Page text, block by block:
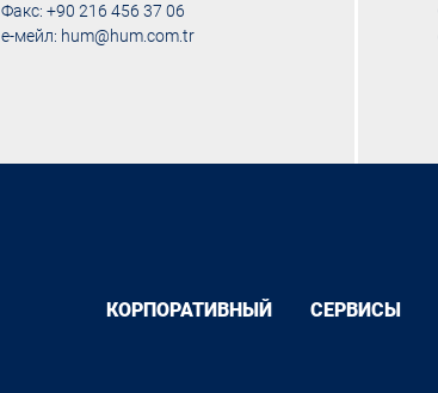
Факс: +90 216 456 37 06
е-мейл: hum@hum.com.tr
КОРПОРАТИВНЫЙ СЕРВИСЫ